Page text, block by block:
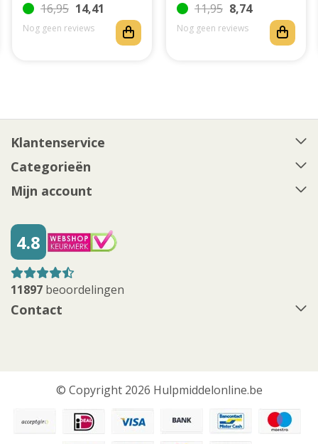
16,95 14,41
Nog geen reviews
11,95 8,74
Nog geen reviews
Klantenservice
Categorieën
Mijn account
4.8
11897 beoordelingen
Contact
© Copyright 2026 Hulpmiddelonline.be